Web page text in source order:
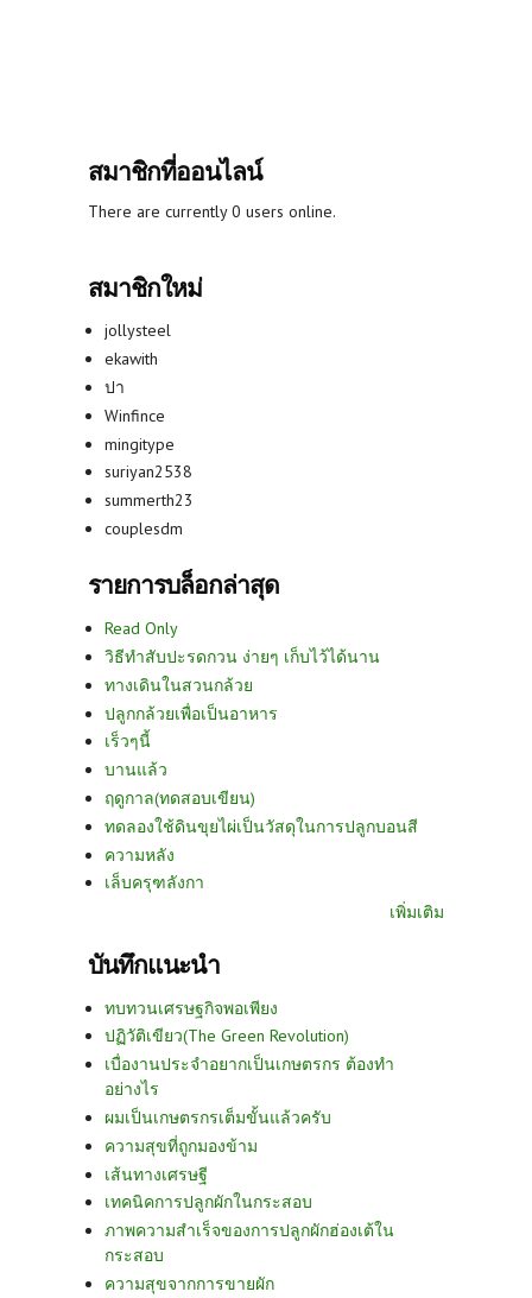
สมาชิกที่ออนไลน์
There are currently 0 users online.
สมาชิกใหม่
jollysteel
ekawith
ปา
Winfince
mingitype
suriyan2538
summerth23
couplesdm
รายการบล็อกล่าสุด
Read Only
วิธีทำสับปะรดกวน ง่ายๆ เก็บไว้ได้นาน
ทางเดินในสวนกล้วย
ปลูกกล้วยเพื่อเป็นอาหาร
เร็วๆนี้
บานแล้ว
ฤดูกาล(ทดสอบเขียน)
ทดลองใช้ดินขุยไผ่เป็นวัสดุในการปลูกบอนสี
ความหลัง
เล็บครุฑลังกา
เพิ่มเติม
บันทึกแนะนำ
ทบทวนเศรษฐกิจพอเพียง
ปฏิวัติเขียว(The Green Revolution)
เบื่องานประจำอยากเป็นเกษตรกร ต้องทำ
อย่างไร
ผมเป็นเกษตรกรเต็มขั้นแล้วครับ
ความสุขที่ถูกมองข้าม
เส้นทางเศรษฐี
เทคนิคการปลูกผักในกระสอบ
ภาพความสำเร็จของการปลูกผักฮ่องเต้ใน
กระสอบ
ความสุขจากการขายผัก